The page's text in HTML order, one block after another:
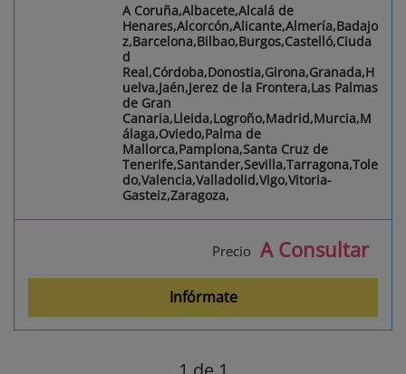
A Coruña,Albacete,Alcalá de
Henares,Alcorcón,Alicante,Almería,Badajo
z,Barcelona,Bilbao,Burgos,Castelló,Ciuda
d
Real,Córdoba,Donostia,Girona,Granada,H
uelva,Jaén,Jerez de la Frontera,Las Palmas
de Gran
Canaria,Lleida,Logroño,Madrid,Murcia,M
álaga,Oviedo,Palma de
Mallorca,Pamplona,Santa Cruz de
Tenerife,Santander,Sevilla,Tarragona,Tole
do,Valencia,Valladolid,Vigo,Vitoria-
Gasteiz,Zaragoza,
Precio A Consultar
Infórmate